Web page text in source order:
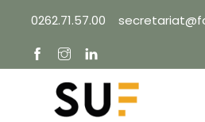
content
0262.71.57.00